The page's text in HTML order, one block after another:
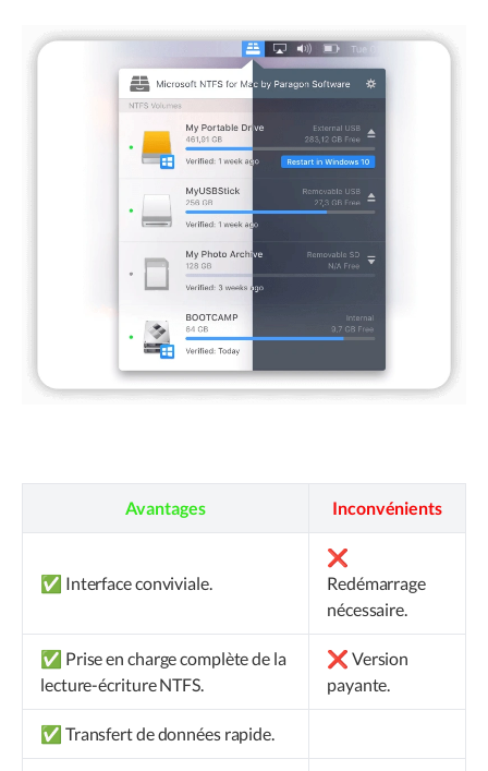
Avantages Inconvénients
✅ Interface conviviale.
❌
Redémarrage
nécessaire.
✅ Prise en charge complète de la
lecture-écriture NTFS.
❌ Version
payante.
✅ Transfert de données rapide.